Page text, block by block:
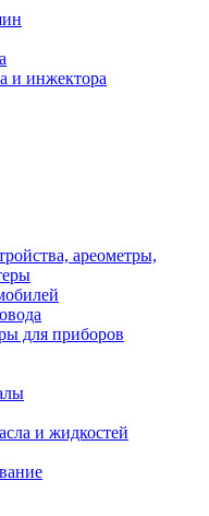
и инжектора
ареометры,
для приборов
и жидкостей